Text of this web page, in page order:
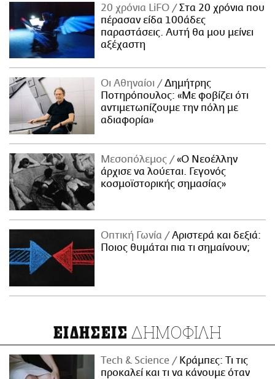
20 χρόνια LiFO
Στα 20 χρόνια που
πέρασαν είδα 100άδες
παραστάσεις. Αυτή θα μου μείνει
αξέχαστη
Οι Αθηναίοι
Δημήτρης
Ποτηρόπουλος: «Με φοβίζει ότι
αντιμετωπίζουμε την πόλη με
αδιαφορία»
Μεσοπόλεμος
«Ο Νεοέλλην
άρχισε να λούεται. Γεγονός
κοσμοϊστορικής σημασίας»
Οπτική Γωνία
Αριστερά και δεξιά:
Ποιος θυμάται πια τι σημαίνουν;
ΕΙΔΗΣΕΙΣ ΔΗΜΟΦΙΛΗ
Τech & Science
Κράμπες: Τι τις
προκαλεί και τι να κάνουμε όταν